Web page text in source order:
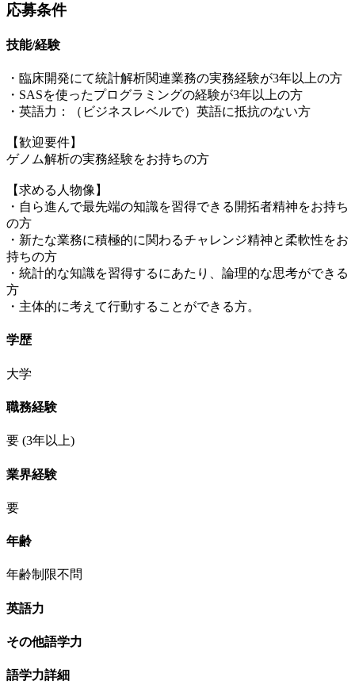
応募条件
技能/経験
・臨床開発にて統計解析関連業務の実務経験が3年以上の方
・SASを使ったプログラミングの経験が3年以上の方
・英語力：（ビジネスレベルで）英語に抵抗のない方
【歓迎要件】
ゲノム解析の実務経験をお持ちの方
【求める人物像】
・自ら進んで最先端の知識を習得できる開拓者精神をお持ち
の方
・新たな業務に積極的に関わるチャレンジ精神と柔軟性をお
持ちの方
・統計的な知識を習得するにあたり、論理的な思考ができる
方
・主体的に考えて行動することができる方。
学歴
大学
職務経験
要 (3年以上)
業界経験
要
年齢
年齢制限不問
英語力
その他語学力
語学力詳細